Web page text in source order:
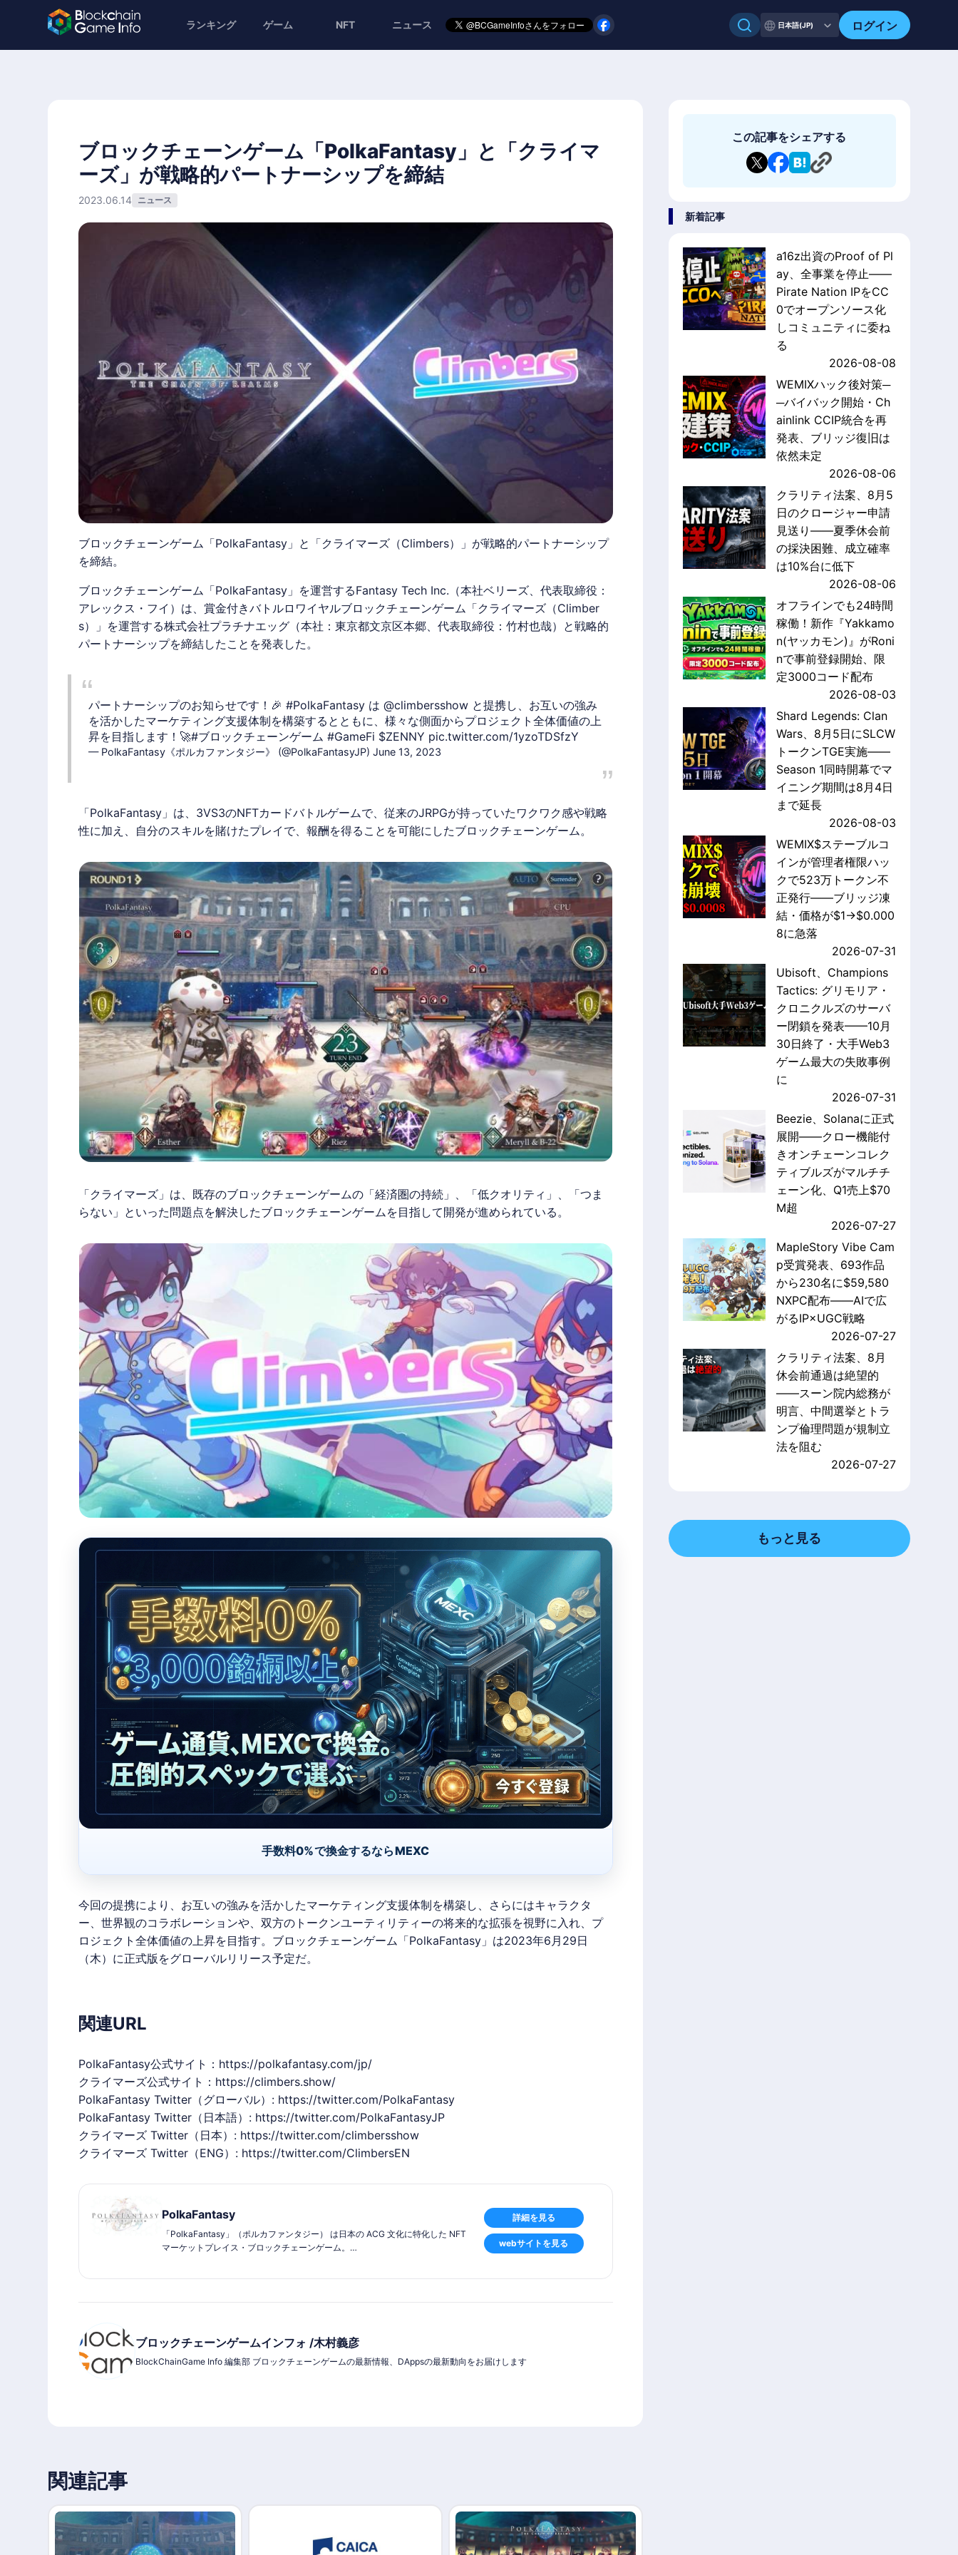
ランキング ゲーム NFT ニュース 日本語(JP) ログイン
ブロックチェーンゲーム「PolkaFantasy」と「クライマ
ーズ」が戦略的パートナーシップを締結
2023.06.14 ニュース
ブロックチェーンゲーム「PolkaFantasy」と「クライマーズ（Climbers）」が戦略的パートナーシップ
を締結。
ブロックチェーンゲーム「PolkaFantasy」を運営するFantasy Tech Inc.（本社ベリーズ、代表取締役：
アレックス・フイ）は、賞金付きバトルロワイヤルブロックチェーンゲーム「クライマーズ（Climber
s）」を運営する株式会社プラチナエッグ（本社：東京都文京区本郷、代表取締役：竹村也哉）と戦略的
パートナーシップを締結したことを発表した。
パートナーシップのお知らせです！🎉 #PolkaFantasyは @climbersshowと提携し、お互いの強み
を活かしたマーケティング支援体制を構築するとともに、様々な側面からプロジェクト全体価値の上
昇を目指します！🚀#ブロックチェーンゲーム #GameFi $ZENNY pic.twitter.com/1yzoTDSfzY
— PolkaFantasy《ポルカファンタジー》 (@PolkaFantasyJP) June 13, 2023
「PolkaFantasy」は、3VS3のNFTカードバトルゲームで、従来のJRPGが持っていたワクワク感や戦略
性に加え、自分のスキルを賭けたプレイで、報酬を得ることを可能にしたブロックチェーンゲーム。
「クライマーズ」は、既存のブロックチェーンゲームの「経済圏の持続」、「低クオリティ」、「つま
らない」といった問題点を解決したブロックチェーンゲームを目指して開発が進められている。
手数料0%で換金するならMEXC
今回の提携により、お互いの強みを活かしたマーケティング支援体制を構築し、さらにはキャラクタ
ー、世界観のコラボレーションや、双方のトークンユーティリティーの将来的な拡張を視野に入れ、プ
ロジェクト全体価値の上昇を目指す。ブロックチェーンゲーム「PolkaFantasy」は2023年6月29日
（木）に正式版をグローバルリリース予定だ。
関連URL
PolkaFantasy公式サイト： https://polkafantasy.com/jp/
クライマーズ公式サイト： https://climbers.show/
PolkaFantasyTwitter（グローバル）: https://twitter.com/PolkaFantasy
PolkaFantasyTwitter（日本語）: https://twitter.com/PolkaFantasyJP
クライマーズ Twitter（日本）: https://twitter.com/climbersshow
クライマーズ Twitter（ENG）: https://twitter.com/ClimbersEN
PolkaFantasy
「PolkaFantasy」（ポルカファンタジー） は日本の ACG 文化に特化した NFT
マーケットプレイス・ブロックチェーンゲーム。
ラクターボイス入りNFT等、全て日本のトリプルAスタジオとタッグを組んでい
詳細を見る
webサイトを見る
ブロックチェーンゲームインフォ /木村義彦
BlockChainGame Info 編集部 ブロックチェーンゲームの最新情報、DAppsの最新動向をお届けします
関連記事
この記事をシェアする
新着記事
a16z出資のProof of Pl
ay、全事業を停止——
Pirate Nation IPをCC
0でオープンソース化
しコミュニティに委ね
る
2026-08-08
WEMIXハック後対策─
─バイバック開始・Ch
ainlink CCIP統合を再
発表、ブリッジ復旧は
依然未定
2026-08-06
クラリティ法案、8月5
日のクロージャー申請
見送り——夏季休会前
の採決困難、成立確率
は10%台に低下
2026-08-06
オフラインでも24時間
稼働！新作『Yakkamo
n(ヤッカモン)』がRoni
nで事前登録開始、限
定3000コード配布
2026-08-03
Shard Legends: Clan
Wars、8月5日にSLCW
トークンTGE実施——
Season 1同時開幕でマ
イニング期間は8月4日
まで延長
2026-08-03
WEMIX$ステーブルコ
インが管理者権限ハッ
クで523万トークン不
正発行——ブリッジ凍
結・価格が$1→$0.000
8に急落
2026-07-31
Ubisoft、Champions
Tactics: グリモリア・
クロニクルズのサーバ
ー閉鎖を発表——10月
30日終了・大手Web3
ゲーム最大の失敗事例
に
2026-07-31
Beezie、Solanaに正式
展開——クロー機能付
きオンチェーンコレク
ティブルズがマルチチ
ェーン化、Q1売上$70
M超
2026-07-27
MapleStory Vibe Cam
p受賞発表、693作品
から230名に$59,580
NXPC配布——AIで広
がるIP×UGC戦略
2026-07-27
クラリティ法案、8月
休会前通過は絶望的
——スーン院内総務が
明言、中間選挙とトラ
ンプ倫理問題が規制立
法を阻む
2026-07-27
もっと見る